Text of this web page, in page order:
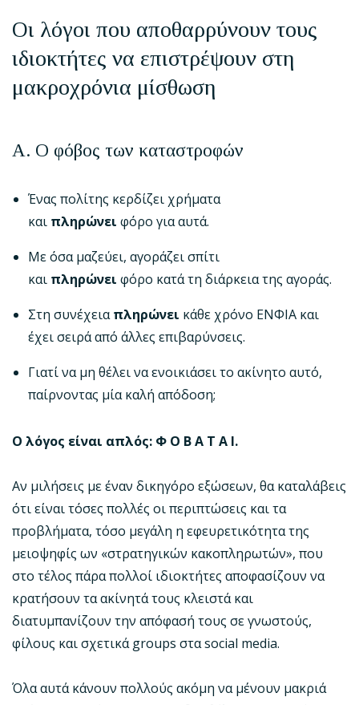
Οι λόγοι που αποθαρρύνουν τους
ιδιοκτήτες να επιστρέψουν στη
μακροχρόνια μίσθωση
Α. Ο φόβος των καταστροφών
Ένας πολίτης κερδίζει χρήματα
και πληρώνει φόρο για αυτά.
Με όσα μαζεύει, αγοράζει σπίτι
και πληρώνει φόρο κατά τη διάρκεια της αγοράς.
Στη συνέχειαπληρώνει κάθε χρόνο ΕΝΦΙΑ και
έχει σειρά από άλλες επιβαρύνσεις.
Γιατί να μη θέλει να ενοικιάσει το ακίνητο αυτό,
παίρνοντας μία καλή απόδοση;
Ο λόγος είναι απλός: Φ Ο Β Α Τ Α Ι.
Αν μιλήσεις με έναν δικηγόρο εξώσεων, θα καταλάβεις
ότι είναι τόσες πολλές οι περιπτώσεις και τα
προβλήματα, τόσο μεγάλη η εφευρετικότητα της
μειοψηφίς ων «στρατηγικών κακοπληρωτών», που
στο τέλος πάρα πολλοί ιδιοκτήτες αποφασίζουν να
κρατήσουν τα ακίνητά τους κλειστά και
διατυμπανίζουν την απόφασή τους σε γνωστούς,
φίλους και σχετικά groups στα social media.
Όλα αυτά κάνουν πολλούς ακόμη να μένουν μακριά